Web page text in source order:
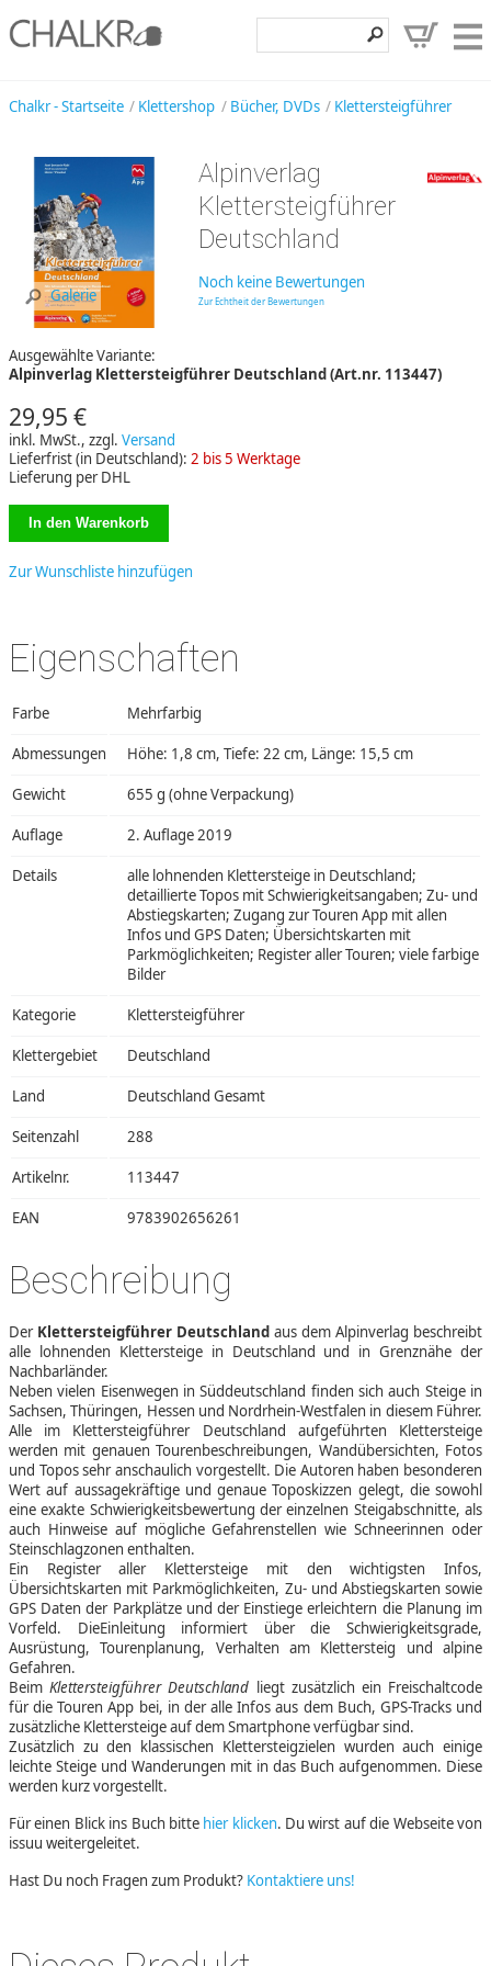
Klettershop
Entdecken
Hilfe, Kontakt
Chalkr - Startseite Klettershop Bücher, DVDs Klettersteigführer
Galerie
Alpinverlag
Klettersteigführer
Deutschland
Noch keine Bewertungen
Zur Echtheit der Bewertungen
Ausgewählte Variante:
Alpinverlag Klettersteigführer Deutschland (Art.nr. 113447)
29,95 €
inkl. MwSt., zzgl. Versand
Lieferfrist (in Deutschland): 2 bis 5 Werktage
Lieferung per DHL
Zur Wunschliste hinzufügen
Eigenschaften
Farbe Mehrfarbig
Abmessungen Höhe: 1,8 cm, Tiefe: 22 cm, Länge: 15,5 cm
Gewicht 655 g (ohne Verpackung)
Auflage 2. Auflage 2019
Details
alle lohnenden Klettersteige in Deutschland;
detaillierte Topos mit Schwierigkeitsangaben; Zu- und
Abstiegskarten; Zugang zur Touren App mit allen
Infos und GPS Daten; Übersichtskarten mit
Parkmöglichkeiten; Register aller Touren; viele farbige
Bilder
Kategorie Klettersteigführer
Klettergebiet Deutschland
Land Deutschland Gesamt
Seitenzahl 288
Artikelnr. 113447
EAN 9783902656261
Beschreibung
Der Klettersteigführer Deutschland aus dem Alpinverlag beschreibt
alle lohnenden Klettersteige in Deutschland und in Grenznähe der
Nachbarländer.
Neben vielen Eisenwegen in Süddeutschland finden sich auch Steige in
Sachsen, Thüringen, Hessen und Nordrhein-Westfalen in diesem Führer.
Alle im Klettersteigführer Deutschland aufgeführten Klettersteige
werden mit genauen Tourenbeschreibungen, Wandübersichten, Fotos
und Topos sehr anschaulich vorgestellt. Die Autoren haben besonderen
Wert auf aussagekräftige und genaue Toposkizzen gelegt, die sowohl
eine exakte Schwierigkeitsbewertung der einzelnen Steigabschnitte, als
auch Hinweise auf mögliche Gefahrenstellen wie Schneerinnen oder
Steinschlagzonen enthalten.
Ein Register aller Klettersteige mit den wichtigsten Infos,
Übersichtskarten mit Parkmöglichkeiten, Zu- und Abstiegskarten sowie
GPS Daten der Parkplätze und der Einstiege erleichtern die Planung im
Vorfeld. DieEinleitung informiert über die Schwierigkeitsgrade,
Ausrüstung, Tourenplanung, Verhalten am Klettersteig und alpine
Gefahren.
BeimKlettersteigführer Deutschland liegt zusätzlich ein Freischaltcode
für die Touren App bei, in der alle Infos aus dem Buch, GPS-Tracks und
zusätzliche Klettersteige auf dem Smartphone verfügbar sind.
Zusätzlich zu den klassischen Klettersteigzielen wurden auch einige
leichte Steige und Wanderungen mit in das Buch aufgenommen. Diese
werden kurz vorgestellt.
Für einen Blick ins Buch bitte hier klicken. Du wirst auf die Webseite von
issuu weitergeleitet.
Hast Du noch Fragen zum Produkt? Kontaktiere uns!